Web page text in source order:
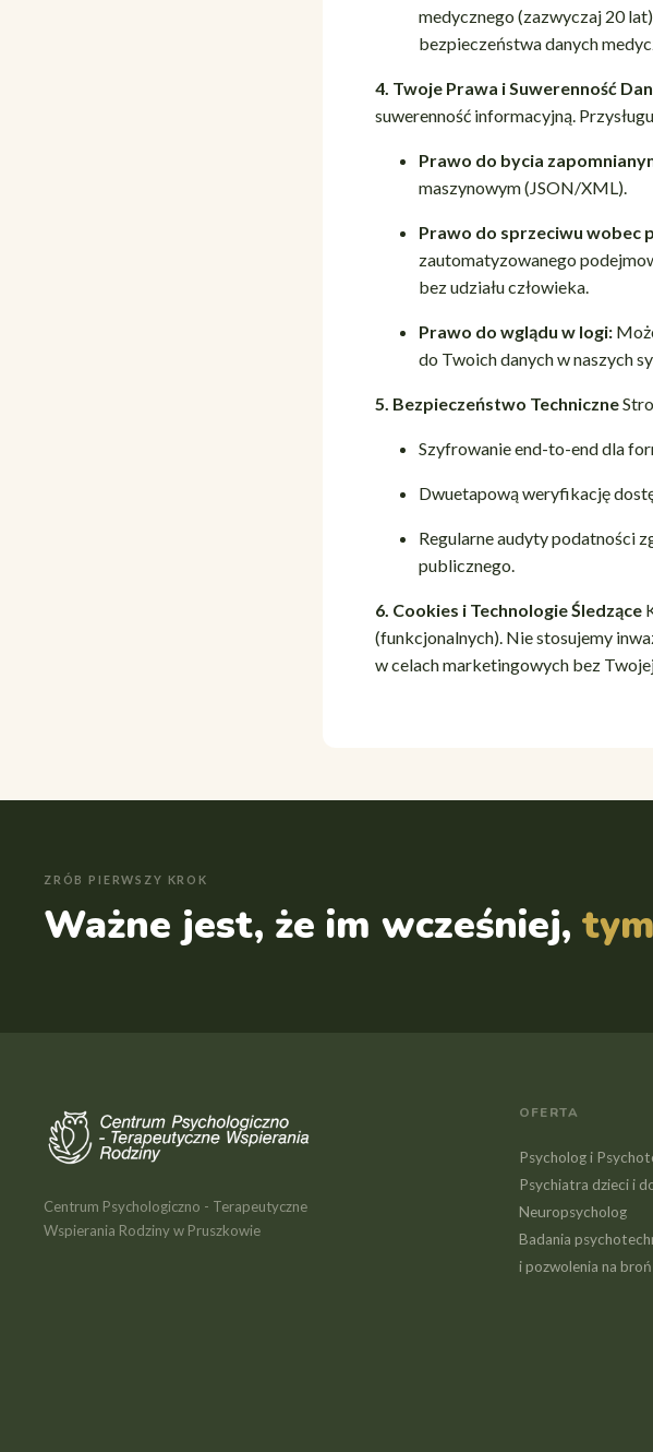
medycznego (zazwyczaj 20
bezpieczeństwa danych
4. Twoje Prawa i Suwerenność
suwerenność informacyjną.
Prawo do bycia
maszynowym (JSON/XML).
Prawo do sprzeciwu wobec
zautomatyzowanego
bez udziału człowieka.
Prawo do wglądu w logi:
do Twoich danych w naszych
5. Bezpieczeństwo Techniczne
Szyfrowanie end-to-end dla
Dwuetapową weryfikację
Regularne audyty podatności
publicznego.
6. Cookies i Technologie Śledzące
(funkcjonalnych). Nie stosujemy
w celach marketingowych bez
ZRÓB PIERWSZY KROK
Ważne jest, że im wcześniej,
Centrum Psychologiczno - Terapeutyczne
Wspierania Rodziny w Pruszkowie
OFERTA
Psycholog i
Psychiatra dzieci i
Neuropsycholog
Badania
i pozwolenia na broń